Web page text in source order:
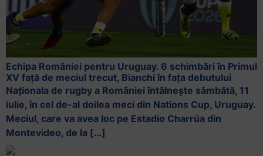
Echipa României pentru Uruguay. 6 schimbări în Primul
XV față de meciul trecut, Bianchi în fața debutului
Naționala de rugby a României întâlnește sâmbătă, 11
iulie, în cel de-al doilea meci din Nations Cup, Uruguay.
Meciul, care va avea loc pe Estadio Charrúa din
Montevideo, de la […]